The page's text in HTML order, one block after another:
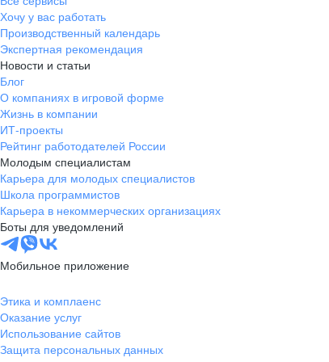
Хочу у вас работать
Производственный календарь
Экспертная рекомендация
Новости и статьи
Блог
О компаниях в игровой форме
Жизнь в компании
ИТ-проекты
Рейтинг работодателей России
Молодым специалистам
Карьера для молодых специалистов
Школа программистов
Карьера в некоммерческих организациях
Боты для уведомлений
Мобильное приложение
Этика и комплаенс
Оказание услуг
Использование сайтов
Защита персональных данных